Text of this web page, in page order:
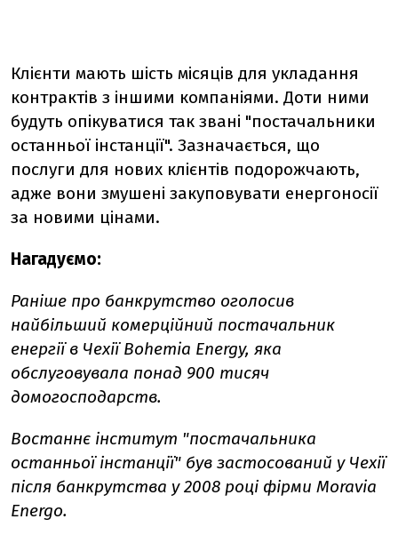
Клієнти мають шість місяців для укладання
контрактів з іншими компаніями. Доти ними
будуть опікуватися так звані "постачальники
останньої інстанції". Зазначається, що
послуги для нових клієнтів подорожчають,
адже вони змушені закуповувати енергоносії
за новими цінами.
Нагадуємо:
Раніше про банкрутство оголосив
найбільший комерційний постачальник
енергії в Чехії Bohemia Energy, яка
обслуговувала понад 900 тисяч
домогосподарств.
Востаннє інститут "постачальника
останньої інстанції" був застосований у Чехії
після банкрутства у 2008 році фірми Moravia
Energo.